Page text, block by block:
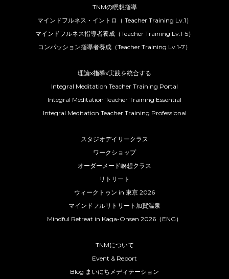
TNMの瞑想指導
マインドフルネス・イントロ（ Teacher Training Lv.1）
マインドフルネス指導者養成（Teacher Training Lv.1-5）
コンパッション指導者養成（Teacher Training Lv.1-7）
理論x指導x実践を統合する
Integral Meditation Teacher Training Portal
Integral Meditation Teacher Training Essential
Integral Meditation Teacher Training Professional
スタジオデイリークラス
ワークショップ
オーダーメード瞑想クラス
リトリート
ウィークトゥン in 東京 2026
マインドフルリトリート加賀温泉
Mindful Retreat in Kaga-Onsen 2026（ENG）
TNMについて
Event & Report
Blog まいにちメディテーション